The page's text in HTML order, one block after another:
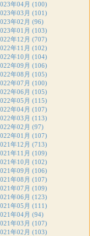
年04月 (100)
年03月 (101)
年02月 (96)
年01月 (103)
年12月 (707)
年11月 (102)
年10月 (104)
年09月 (106)
年08月 (105)
年07月 (100)
年06月 (105)
年05月 (115)
年04月 (107)
年03月 (113)
年02月 (97)
年01月 (107)
年12月 (713)
年11月 (109)
年10月 (102)
年09月 (106)
年08月 (107)
年07月 (109)
年06月 (123)
年05月 (111)
年04月 (94)
年03月 (107)
年02月 (103)